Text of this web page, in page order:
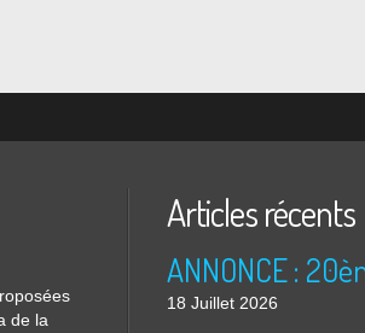
de la
Articles récents
18 Juillet 2026